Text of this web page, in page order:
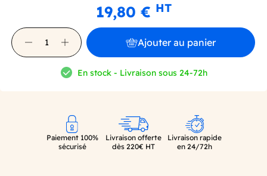
19,80 € HT
Ajouter au panier
En stock - Livraison sous 24-72h
Paiement 100%
sécurisé
Livraison offerte
dès 220€ HT
Livraison rapide
en 24/72h